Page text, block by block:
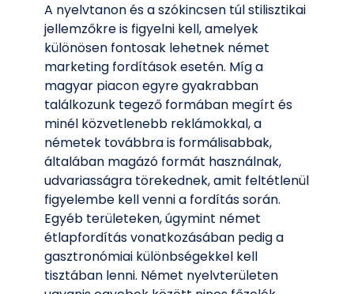
A nyelvtanon és a szókincsen túl stilisztikai
jellemzőkre is figyelni kell, amelyek
különösen fontosak lehetnek német
marketing fordítások esetén. Míg a
magyar piacon egyre gyakrabban
találkozunk tegező formában megírt és
minél közvetlenebb reklámokkal, a
németek továbbra is formálisabbak,
általában magázó formát használnak,
udvariasságra törekednek, amit feltétlenül
figyelembe kell venni a fordítás során.
Egyéb területeken, úgymint német
étlapfordítás vonatkozásában pedig a
gasztronómiai különbségekkel kell
tisztában lenni. Német nyelvterületen